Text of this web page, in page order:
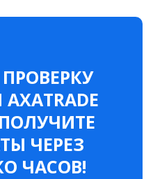
ЧЕРЕЗ
ЧАСОВ!